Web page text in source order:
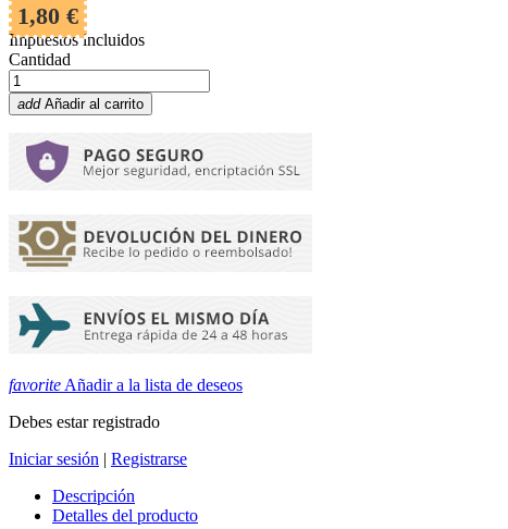
1,80 €
Impuestos incluidos
Cantidad
add Añadir al carrito
favorite Añadir a la lista de deseos
Debes estar registrado
Iniciar sesión | Registrarse
Descripción
Detalles del producto